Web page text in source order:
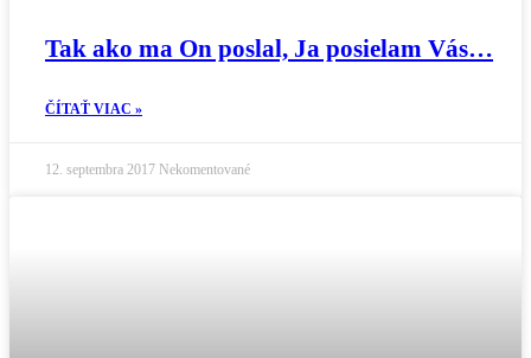
Tak ako ma On poslal, Ja posielam Vás…
ČÍTAŤ VIAC »
12. septembra 2017 Nekomentované